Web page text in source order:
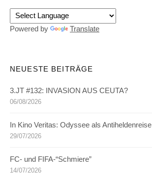
Powered by Translate
NEUESTE BEITRÄGE
3.JT #132: INVASION AUS CEUTA?
06/08/2026
In Kino Veritas: Odyssee als Antiheldenreise
29/07/2026
FC- und FIFA-“Schmiere”
14/07/2026